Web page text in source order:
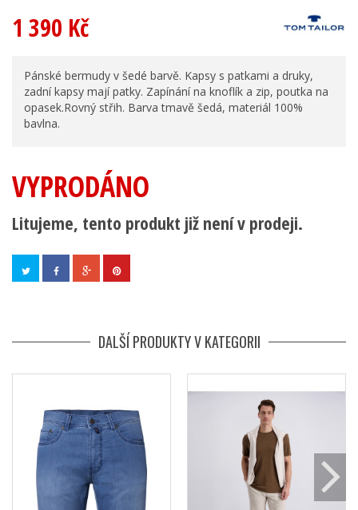
1 390 Kč
Pánské bermudy v šedé barvě. Kapsy s patkami a druky,
zadní kapsy mají patky. Zapínání na knoflík a zip, poutka na
opasek.Rovný střih. Barva tmavě šedá, materiál 100%
bavlna.
VYPRODÁNO
Litujeme, tento produkt již není v prodeji.
DALŠÍ PRODUKTY V KATEGORII